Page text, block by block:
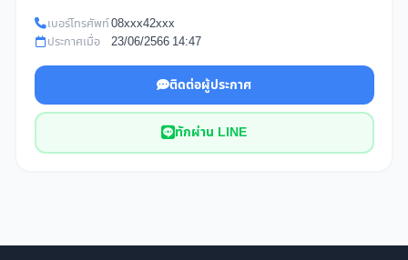
เบอร์โทรศัพท์08xxx42xxx
ประกาศเมื่อ
23/06/2566 14:47
ติดต่อผู้ประกาศ
ทักผ่าน LINE